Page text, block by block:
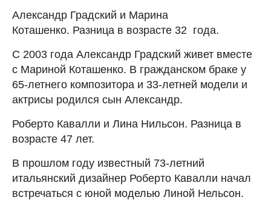
Александр Градский и Марина
Коташенко. Разница в возрасте 32 года.
С 2003 года Александр Градский живет вместе
с Мариной Коташенко. В гражданском браке у
65-летнего композитора и 33-летней модели и
актрисы родился сын Александр.
Роберто Кавалли и Лина Нильсон. Разница в
возрасте 47 лет.
В прошлом году известный 73-летний
итальянский дизайнер Роберто Кавалли начал
встречаться с юной моделью Линой Нельсон.